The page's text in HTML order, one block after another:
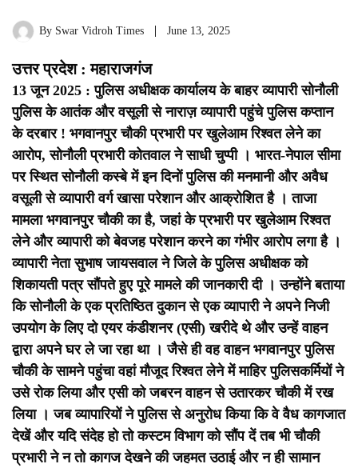
By Swar Vidroh Times June 13, 2025
उत्तर प्रदेश : महाराजगंज
13 जून 2025 : पुलिस अधीक्षक कार्यालय के बाहर व्यापारी सोनौली
पुलिस के आतंक और वसूली से नाराज़ व्यापारी पहुंचे पुलिस कप्तान
के दरबार ! भगवानपुर चौकी प्रभारी पर खुलेआम रिश्वत लेने का
आरोप, सोनौली प्रभारी कोतवाल ने साधी चुप्पी । भारत-नेपाल सीमा
पर स्थित सोनौली कस्बे में इन दिनों पुलिस की मनमानी और अवैध
वसूली से व्यापारी वर्ग खासा परेशान और आक्रोशित है । ताजा
मामला भगवानपुर चौकी का है, जहां के प्रभारी पर खुलेआम रिश्वत
लेने और व्यापारी को बेवजह परेशान करने का गंभीर आरोप लगा है ।
व्यापारी नेता सुभाष जायसवाल ने जिले के पुलिस अधीक्षक को
शिकायती पत्र सौंपते हुए पूरे मामले की जानकारी दी । उन्होंने बताया
कि सोनौली के एक प्रतिष्ठित दुकान से एक व्यापारी ने अपने निजी
उपयोग के लिए दो एयर कंडीशनर (एसी) खरीदे थे और उन्हें वाहन
द्वारा अपने घर ले जा रहा था । जैसे ही वह वाहन भगवानपुर पुलिस
चौकी के सामने पहुंचा वहां मौजूद रिश्वत लेने में माहिर पुलिसकर्मियों ने
उसे रोक लिया और एसी को जबरन वाहन से उतारकर चौकी में रख
लिया । जब व्यापारियों ने पुलिस से अनुरोध किया कि वे वैध कागजात
देखें और यदि संदेह हो तो कस्टम विभाग को सौंप दें तब भी चौकी
प्रभारी ने न तो कागज देखने की जहमत उठाई और न ही सामान